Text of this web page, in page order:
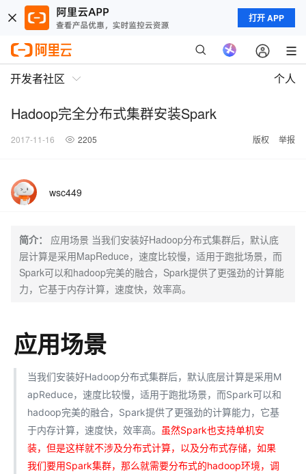
打开 APP
开发者社区 个人
Hadoop完全分布式集群安装Spark
2017-11-16 2205 版权 举报
wsc449
简介：
应用场景 当我们安装好Hadoop分布式集群后，默认底
层计算是采用MapReduce，速度比较慢，适用于跑批场景，而
Spark可以和hadoop完美的融合，Spark提供了更强劲的计算能
力，它基于内存计算，速度快，效率高。
应用场景
当我们安装好Hadoop分布式集群后，默认底层计算是采用M
apReduce，速度比较慢，适用于跑批场景，而Spark可以和
hadoop完美的融合，Spark提供了更强劲的计算能力，它基
于内存计算，速度快，效率高。
虽然Spark也支持单机安
装，但是这样就不涉及分布式计算，以及分布式存储，如果
我们要用Spark集群，那么就需要分布式的hadoop环境，调